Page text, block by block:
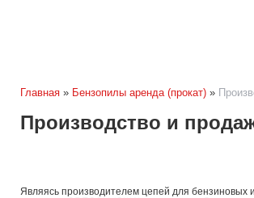
Главная » Бензопилы аренда (прокат) »
Производство и
Являясь производителем цепей для бензиновых